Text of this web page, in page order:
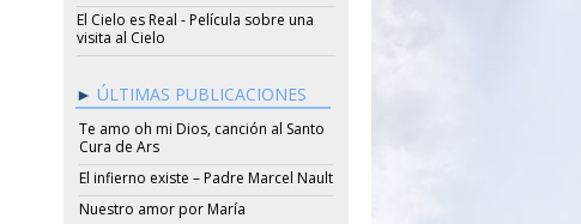
El Cielo es Real - Película sobre una
visita al Cielo
ÚLTIMAS PUBLICACIONES
Te amo oh mi Dios, canción al Santo
Cura de Ars
El infierno existe – Padre Marcel Nault
Nuestro amor por María